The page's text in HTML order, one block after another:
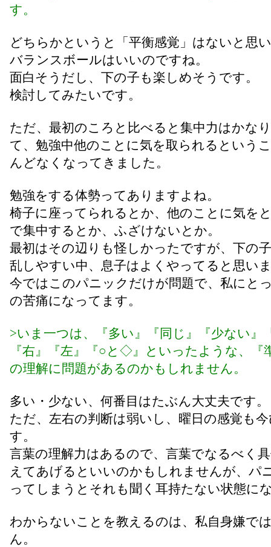
す。
どちらかというと「平衡感覚」はないと思
バランスボールはいいのですね。
面白そうだし、下の子も楽しめそうです。
検討してみたいです。
ただ、最初のころと比べると集中力はかな
て、勉強中他のことに気を取られるという
んどなくなってきました。
勉強をする体勢ってありますよね。
椅子に座ってられるとか、他のことに気を
で集中するとか、ふざけないとか。
最初はその辺りも怪しかったですが、下の
乱しやすい中、息子はよくやってると思い
今ではこのパニックだけが問題で、私にと
の苦痛になってます。
>いま一つは、『多い』『同じ』『少ない』
『右』『左』『○と◇』といったような、『
の理解に問題があるのかもしれません。
多い・少ない、何番目はたぶん大丈夫です。
ただ、左右の判断は弱いし、曜日の感覚も
す。
言葉の理解力はあるので、言葉でなるべく
えてあげるといいのかもしれませんが、パ
ってしまうとそれも聞く耳持たない状態に
わからないことを教えるのは、私自身嫌で
ん。